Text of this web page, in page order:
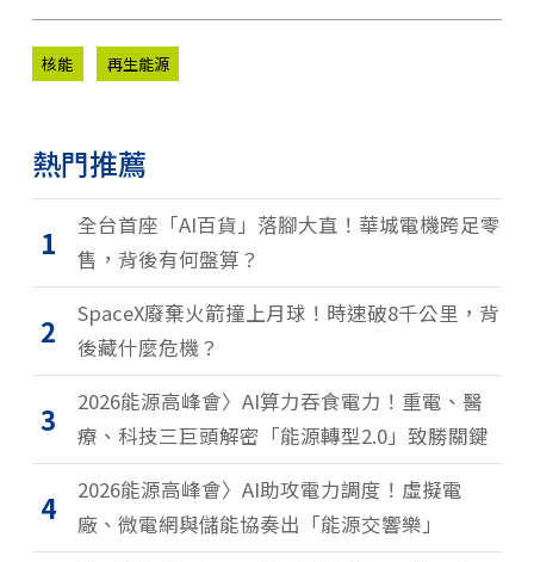
核能 再生能源
熱門推薦
1
全台首座「AI百貨」落腳大直！華城電機跨足零
售，背後有何盤算？
2
SpaceX廢棄火箭撞上月球！時速破8千公里，背
後藏什麼危機？
3
2026能源高峰會〉AI算力吞食電力！重電、醫
療、科技三巨頭解密「能源轉型2.0」致勝關鍵
4
2026能源高峰會〉AI助攻電力調度！虛擬電
廠、微電網與儲能協奏出「能源交響樂」